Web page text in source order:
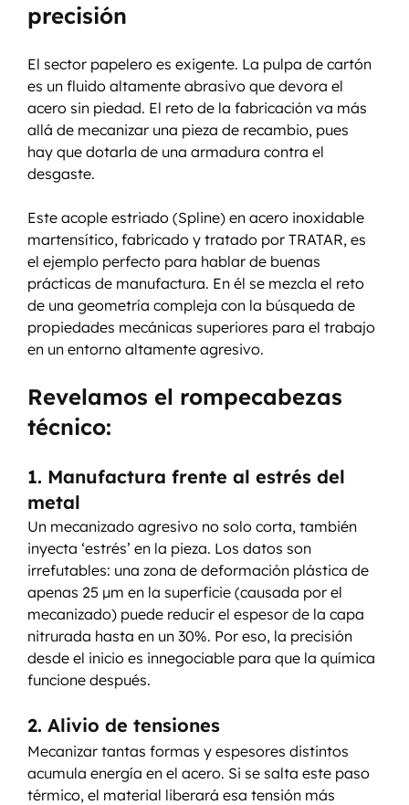
precisión
El sector papelero es exigente. La pulpa de cartón
es un fluido altamente abrasivo que devora el
acero sin piedad. El reto de la fabricación va más
allá de mecanizar una pieza de recambio, pues
hay que dotarla de una armadura contra el
desgaste.
Este acople estriado (Spline) en acero inoxidable
martensítico, fabricado y tratado por TRATAR, es
el ejemplo perfecto para hablar de buenas
prácticas de manufactura. En él se mezcla el reto
de una geometría compleja con la búsqueda de
propiedades mecánicas superiores para el trabajo
en un entorno altamente agresivo.
Revelamos el rompecabezas
técnico:
1. Manufactura frente al estrés del
metal
Un mecanizado agresivo no solo corta, también
inyecta ‘estrés’ en la pieza. Los datos son
irrefutables: una zona de deformación plástica de
apenas 25 µm en la superficie (causada por el
mecanizado) puede reducir el espesor de la capa
nitrurada hasta en un 30%. Por eso, la precisión
desde el inicio es innegociable para que la química
funcione después.
2. Alivio de tensiones
Mecanizar tantas formas y espesores distintos
acumula energía en el acero. Si se salta este paso
térmico, el material liberará esa tensión más